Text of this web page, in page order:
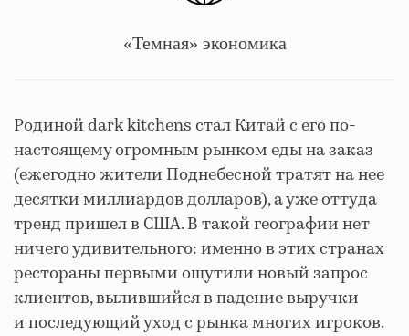
«Темная» экономика
Родиной dark kitchens стал Китай с его по-
настоящему огромным рынком еды на заказ
(ежегодно жители Поднебесной тратят на нее
десятки миллиардов долларов), а уже оттуда
тренд пришел в США. В такой географии нет
ничего удивительного: именно в этих странах
рестораны первыми ощутили новый запрос
клиентов, вылившийся в падение выручки
и последующий уход с рынка многих игроков.